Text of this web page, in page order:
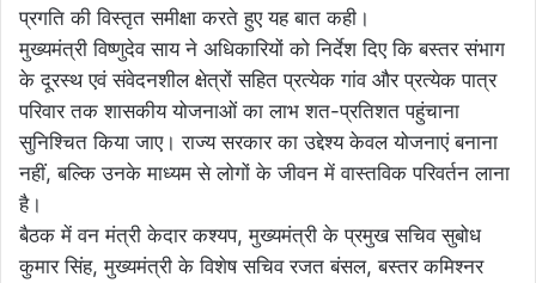
प्रगति की विस्तृत समीक्षा करते हुए यह बात कही।
मुख्यमंत्री विष्णुदेव साय ने अधिकारियों को निर्देश दिए कि बस्तर संभाग
के दूरस्थ एवं संवेदनशील क्षेत्रों सहित प्रत्येक गांव और प्रत्येक पात्र
परिवार तक शासकीय योजनाओं का लाभ शत-प्रतिशत पहुंचाना
सुनिश्चित किया जाए। राज्य सरकार का उद्देश्य केवल योजनाएं बनाना
नहीं, बल्कि उनके माध्यम से लोगों के जीवन में वास्तविक परिवर्तन लाना
है।
बैठक में वन मंत्री केदार कश्यप, मुख्यमंत्री के प्रमुख सचिव सुबोध
कुमार सिंह, मुख्यमंत्री के विशेष सचिव रजत बंसल, बस्तर कमिश्नर